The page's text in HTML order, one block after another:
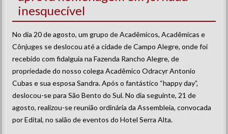
inesquecível
No dia 20 de agosto, um grupo de Acadêmicos, Acadêmicas e
Cônjuges se deslocou até a cidade de Campo Alegre, onde foi
recebido com fidalguia na Fazenda Rancho Alegre, de
propriedade do nosso colega Acadêmico Odracyr Antonio
Cubas e sua esposa Sandra. Após o fantástico “happy day”,
deslocou-se para São Bento do Sul. No dia seguinte, 21 de
agosto, realizou-se reunião ordinária da Assembleia, convocada
por Edital, no salão de eventos do Hotel Serra Alta.